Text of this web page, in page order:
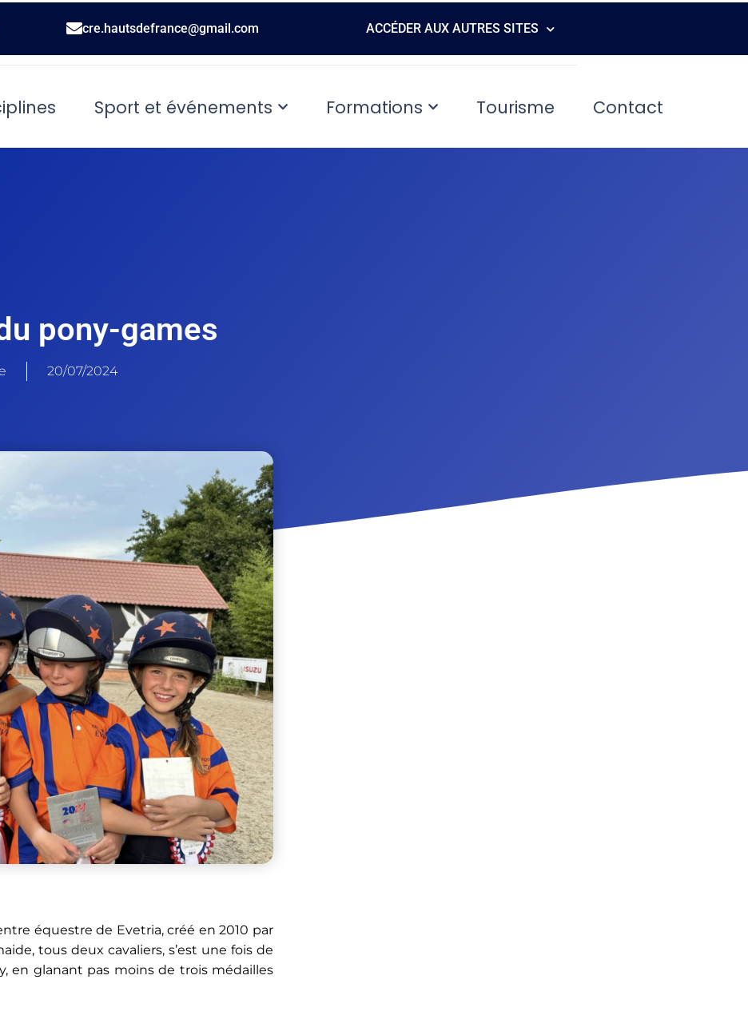
cre.hautsdefrance@gmail.com ACCÉDER AUX AUTRES SITES
Sport et événements Formations Tourisme Contact
pony-games
20/07/2024
équestre de Evetria, créé en 2010 par
tous deux cavaliers, s’est une fois de
en glanant pas moins de trois médailles